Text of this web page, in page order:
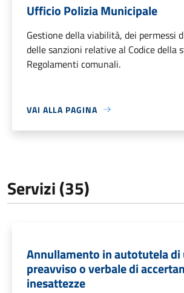
Ufficio Polizia Municipale
Gestione della viabilità, dei permessi
delle sanzioni relative al Codice della
Regolamenti comunali.
VAI ALLA PAGINA
Servizi (35)
Annullamento in autotutela di
preavviso o verbale di
inesattezze